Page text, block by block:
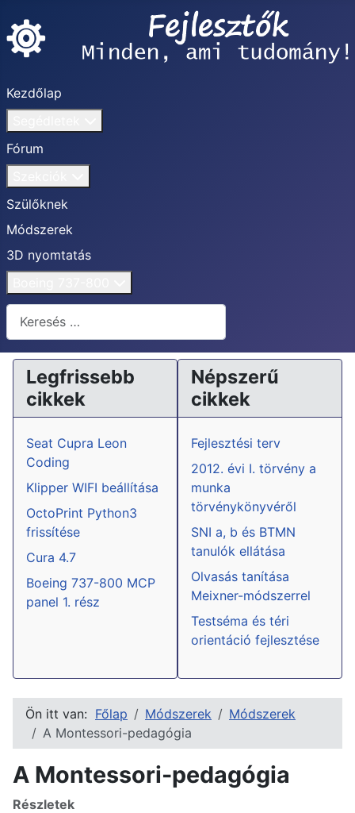
Kezdőlap
Fórum
Szülőknek
Módszerek
3D nyomtatás
Keresés...
Legfrissebb
cikkek
Seat Cupra Leon
Coding
Klipper WIFI beállítása
OctoPrint Python3
frissítése
Cura 4.7
Boeing 737-800 MCP
panel 1. rész
Népszerű
cikkek
Fejlesztési terv
2012. évi I. törvény a
munka
törvénykönyvéről
SNI a, b és BTMN
tanulók ellátása
Olvasás tanítása
Meixner-módszerrel
Testséma és téri
orientáció fejlesztése
Ön itt van: Főlap Módszerek
Módszerek
A Montessori-pedagógia
A Montessori-pedagógia
Részletek